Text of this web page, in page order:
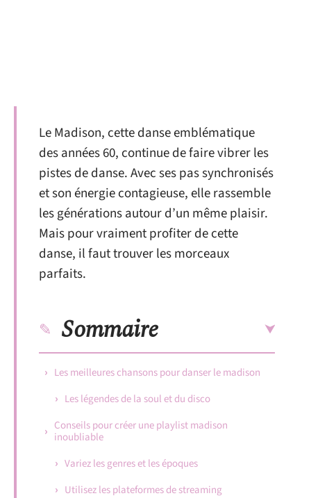
Le Madison, cette danse emblématique
des années 60, continue de faire vibrer les
pistes de danse. Avec ses pas synchronisés
et son énergie contagieuse, elle rassemble
les générations autour d’un même plaisir.
Mais pour vraiment profiter de cette
danse, il faut trouver les morceaux
parfaits.
Sommaire
Les meilleures chansons pour danser le madison
Les légendes de la soul et du disco
Conseils pour créer une playlist madison
inoubliable
Variez les genres et les époques
Utilisez les plateformes de streaming